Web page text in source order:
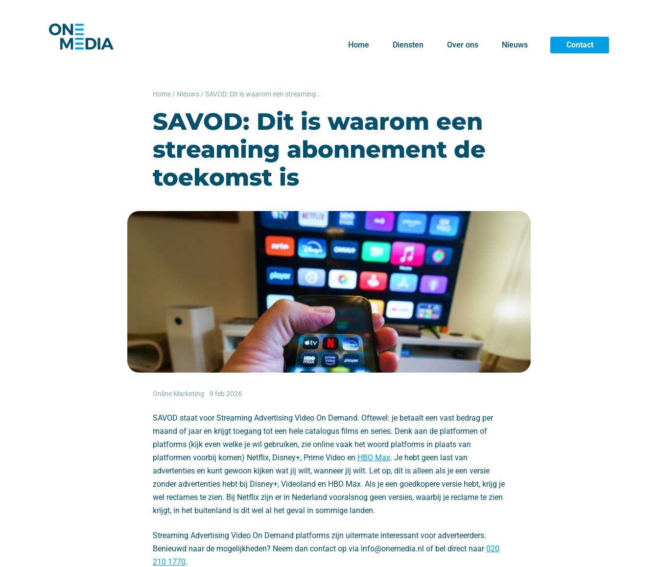
Home Diensten Over ons Nieuws Contact
Home / Nieuws / SAVOD: Dit is waarom een streaming abonnement de toekomst is
SAVOD: Dit is waarom een
streaming abonnement de
toekomst is
Online Marketing 9 feb 2026
SAVOD staat voor Streaming Advertising Video On Demand. Oftewel: je betaalt een vast bedrag per
maand of jaar en krijgt toegang tot een hele catalogus films en series. Denk aan de platformen of
platforms (kijk even welke je wil gebruiken, zie online vaak het woord platforms in plaats van
platformen voorbij komen) Netflix, Disney+, Prime Video en HBO Max. Je hebt geen last van
advertenties en kunt gewoon kijken wat jij wilt, wanneer jij wilt. Let op, dit is alleen als je een versie
zonder advertenties hebt bij Disney+, Videoland en HBO Max. Als je een goedkopere versie hebt, krijg je
wel reclames te zien. Bij Netflix zijn er in Nederland vooralsnog geen versies, waarbij je reclame te zien
krijgt, in het buitenland is dit wel al het geval in sommige landen.
Streaming Advertising Video On Demand platforms zijn uitermate interessant voor adverteerders.
Benieuwd naar de mogelijkheden? Neem dan contact op via info@onemedia.nl of bel direct naar020
210 1770.